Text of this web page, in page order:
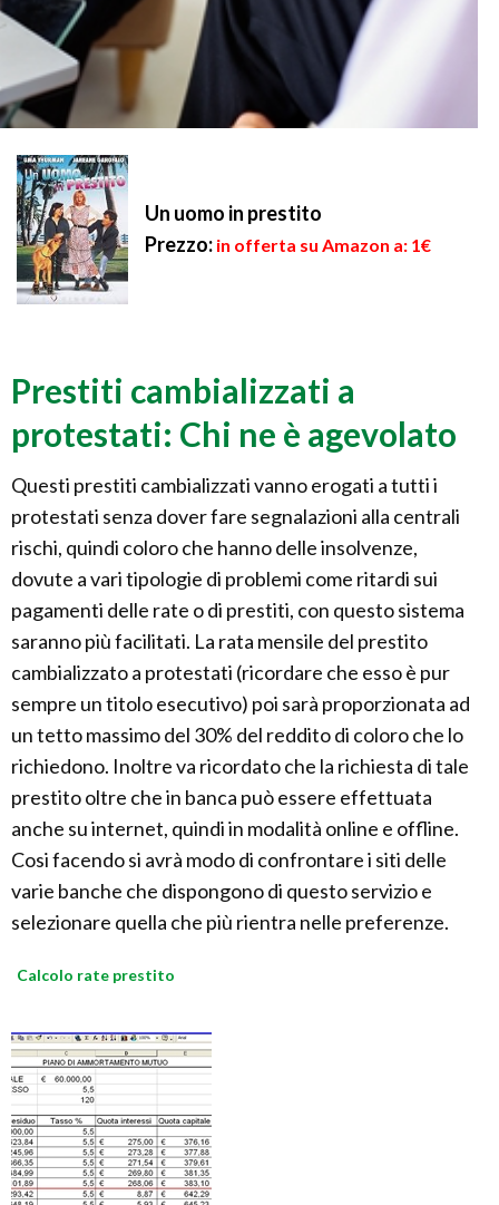
Un uomo in prestito
Prezzo: in offerta su Amazon a: 1€
Prestiti cambializzati a
protestati: Chi ne è agevolato
Questi prestiti cambializzati vanno erogati a tutti i
protestati senza dover fare segnalazioni alla centrali
rischi, quindi coloro che hanno delle insolvenze,
dovute a vari tipologie di problemi come ritardi sui
pagamenti delle rate o di prestiti, con questo sistema
saranno più facilitati. La rata mensile del prestito
cambializzato a protestati (ricordare che esso è pur
sempre un titolo esecutivo) poi sarà proporzionata ad
un tetto massimo del 30% del reddito di coloro che lo
richiedono. Inoltre va ricordato che la richiesta di tale
prestito oltre che in banca può essere effettuata
anche su internet, quindi in modalità online e offline.
Cosi facendo si avrà modo di confrontare i siti delle
varie banche che dispongono di questo servizio e
selezionare quella che più rientra nelle preferenze.
Calcolo rate prestito